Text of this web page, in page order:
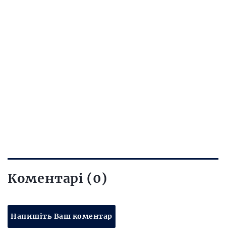
Коментарі (0)
Напишіть Ваш коментар